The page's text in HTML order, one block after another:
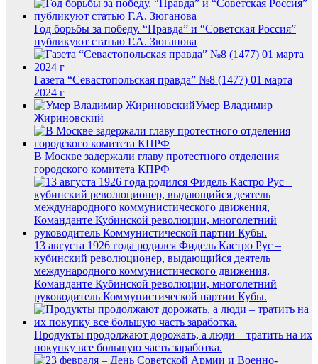
Год борьбы за победу. “Правда” и “Советская Россия”
публикуют статью Г.А. Зюганова
Газета “Севастопольская правда” №8 (1477) 01 марта
2024 г
Умер Владимир
Жириновский
В Москве задержали главу протестного отделения
городского комитета КПРФ
13 августа 1926 года родился Фидель Кастро Рус –
кубинский революционер, выдающийся деятель
международного коммунистического движения,
Команданте Кубинской революции, многолетний
руководитель Коммунистической партии Кубы.
Продукты продолжают дорожать, а люди – тратить на их
покупку все большую часть заработка.